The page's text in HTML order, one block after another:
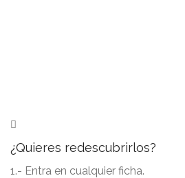
¿Quieres redescubrirlos?
1.- Entra en cualquier ficha.